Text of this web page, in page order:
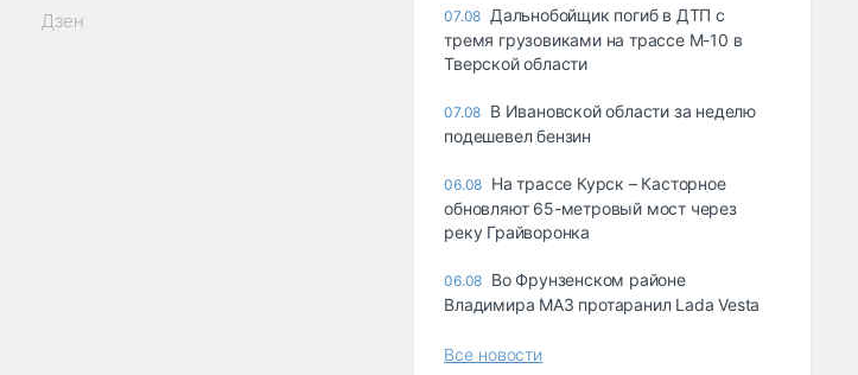
Дзен 07.08 Дальнобойщик погиб в ДТП с
тремя грузовиками на трассе М-10 в
Тверской области
07.08 В Ивановской области за неделю
подешевел бензин
06.08 На трассе Курск – Касторное
обновляют 65-метровый мост через
реку Грайворонка
06.08 Во Фрунзенском районе
Владимира МАЗ протаранил Lada Vesta
Все новости